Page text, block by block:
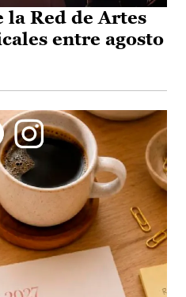
la Red de Artes
entre agosto